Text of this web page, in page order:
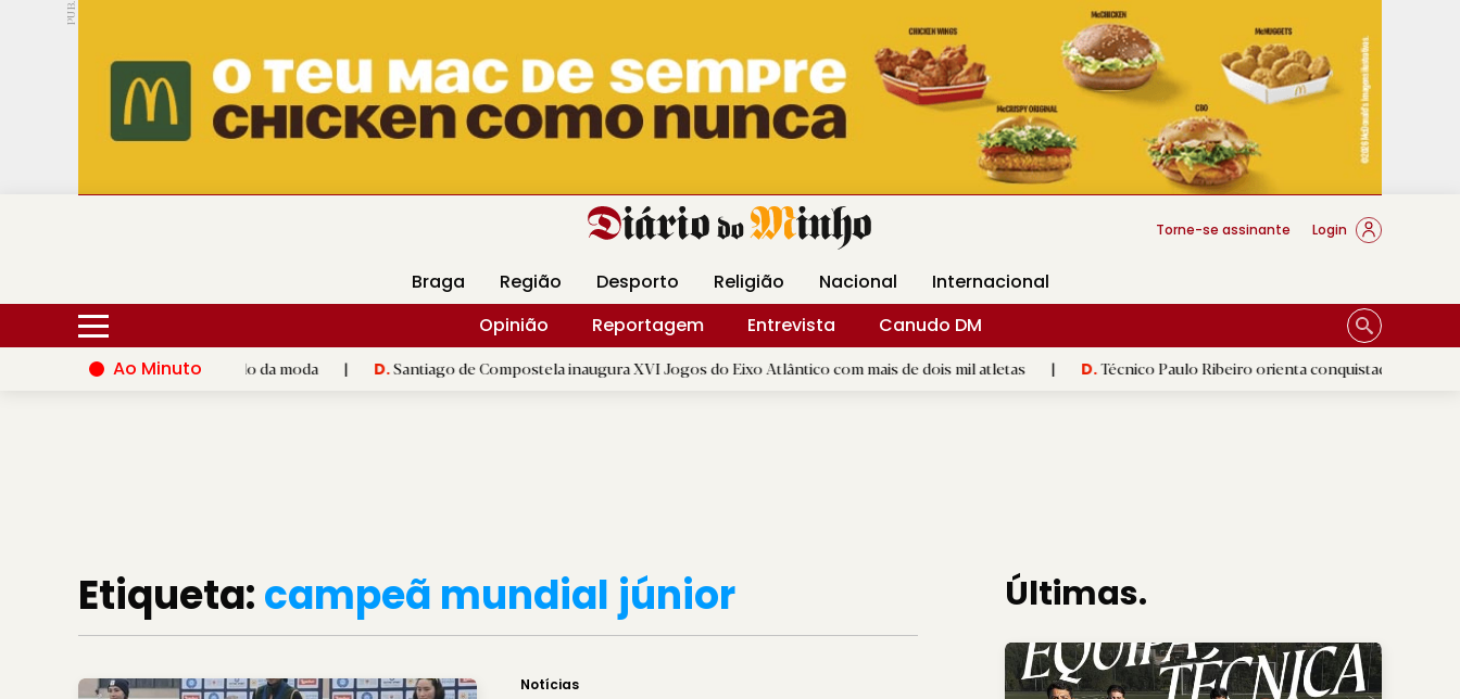
PUB.
Hoje 17ºC 30ºC DMtv Revista Minha Gráfica DM Livraria DM Arquidiocese Braga
Torne-se assinante Login
Braga Região Desporto Religião Nacional
Internacional
Opinião
Reportagem Entrevista
Canudo DM
Ao Minuto
inovação do mundo da moda D.Santiago de Compostela inaugura XVI Jogos do Eixo Atlântico com mais de dois mil atletas | D.Técnico Paulo Ribeiro orienta conquistadoras | D.
Etiqueta:campeã mundial júnior
Notícias
Últimas.